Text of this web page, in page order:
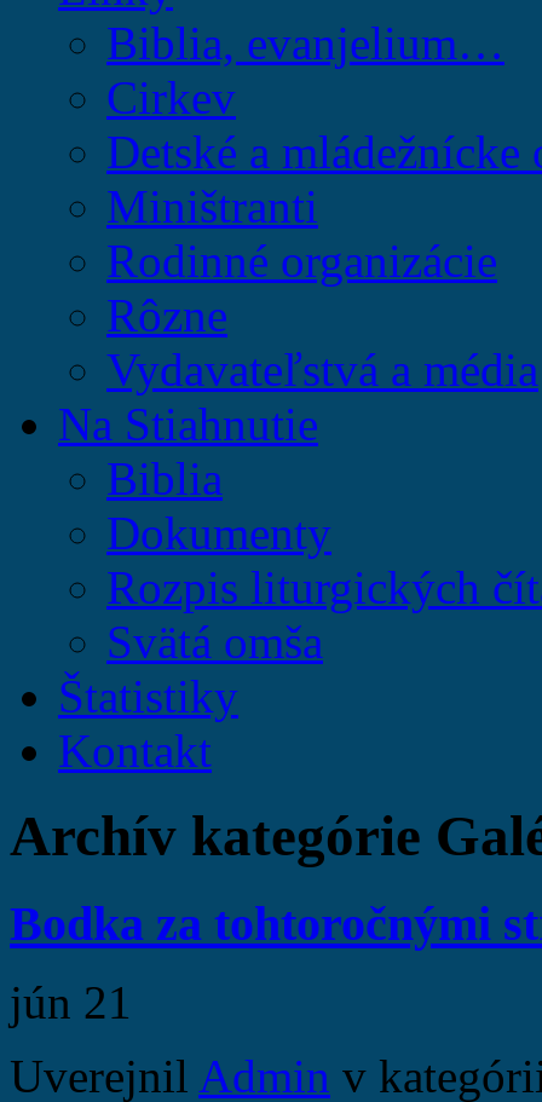
Biblia, evanjelium…
Cirkev
Detské a mládežnícke
Miništranti
Rodinné organizácie
Rôzne
Vydavateľstvá a média
Na Stiahnutie
Biblia
Dokumenty
Rozpis liturgických
Svätá omša
Štatistiky
Kontakt
Archív kategórie
Bodka za tohtoročnými
jún 21
Uverejnil Admin v